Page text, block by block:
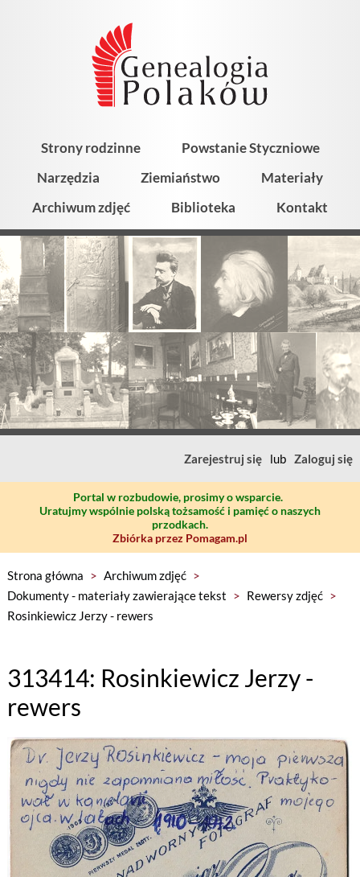
Strony rodzinne
Powstanie Styczniowe
Narzędzia
Ziemiaństwo
Materiały
Archiwum zdjęć
Biblioteka Kontakt
Zarejestruj się lub Zaloguj się
Portal w rozbudowie, prosimy o wsparcie.
Uratujmy wspólnie polską tożsamość i pamięć o naszych
przodkach.
Zbiórka przez Pomagam.pl
Strona główna > Archiwum zdjęć >
Dokumenty - materiały zawierające tekst > Rewersy zdjęć >
Rosinkiewicz Jerzy - rewers
313414: Rosinkiewicz Jerzy -
rewers